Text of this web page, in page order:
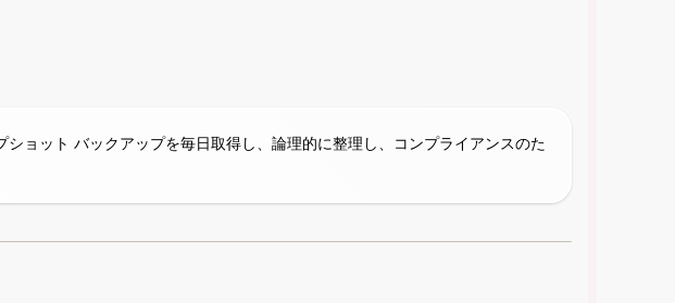
ョット バックアップを毎日取得し、論理的に整理し、コンプライアンスのた